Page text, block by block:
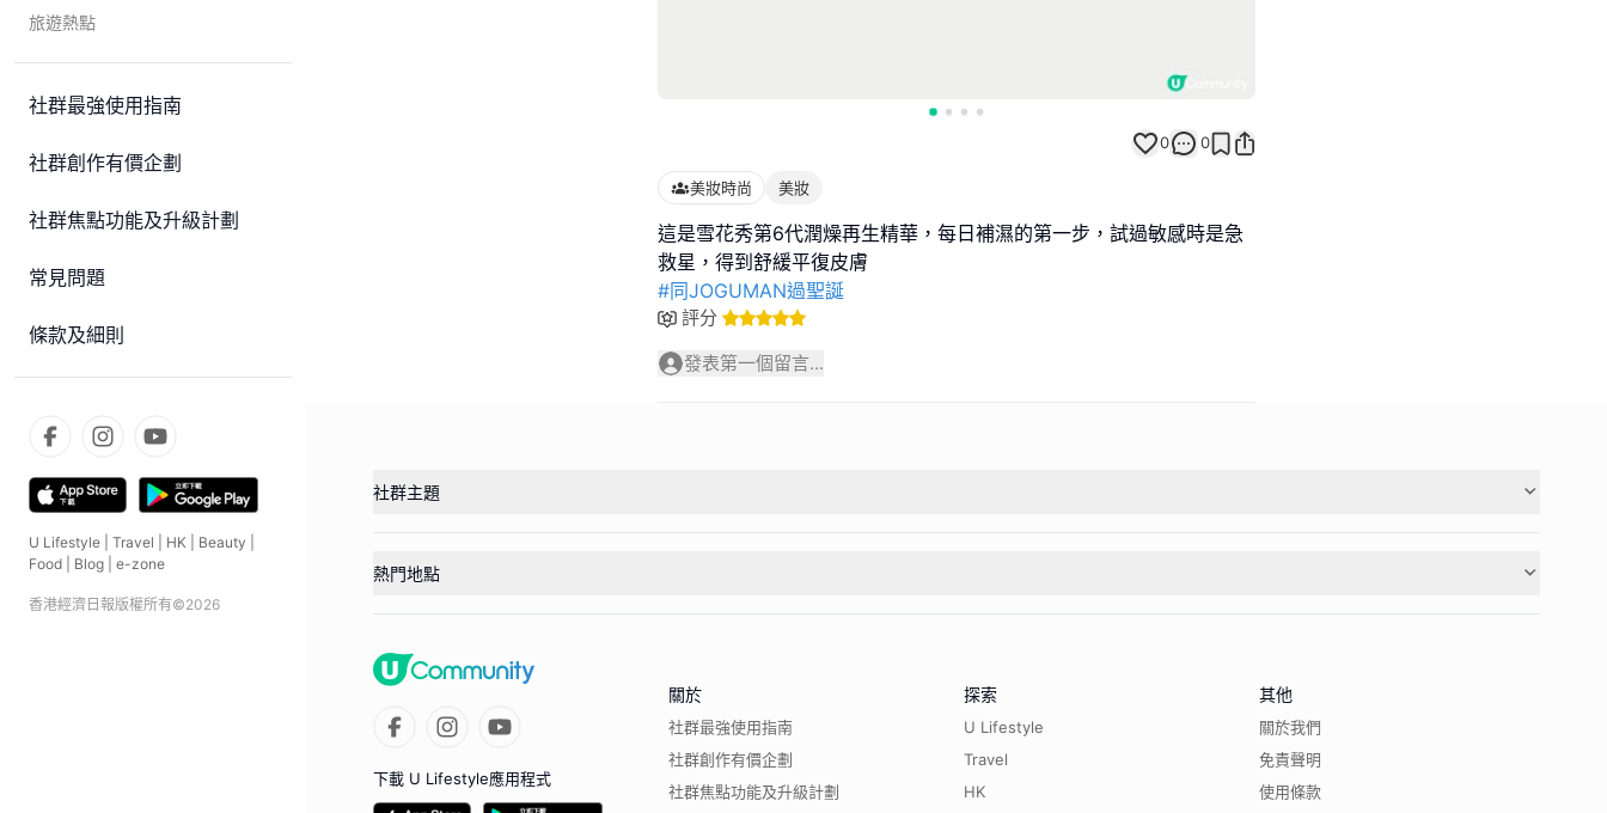
旅遊熱點
社群最強使用指南
社群創作有價企劃
社群焦點功能及升級計劃
常見問題
條款及細則
U Lifestyle Travel HK Beauty
Food
Blog e-zone
香港經濟日報版權所有©2026
0 0
美妝時尚 美妝
這是雪花秀第6代潤燥再生精華，每日補濕的第一步，試過敏感時是急
#同JOGUMAN過聖誕
評分
發表第一個留言...
社群主題
熱門地點
下載 U Lifestyle應用程式
關於
社群最強使用指南
社群創作有價企劃
社群焦點功能及升級計劃
探索
U Lifestyle
Travel
HK
其他
關於我們
免責聲明
使用條款